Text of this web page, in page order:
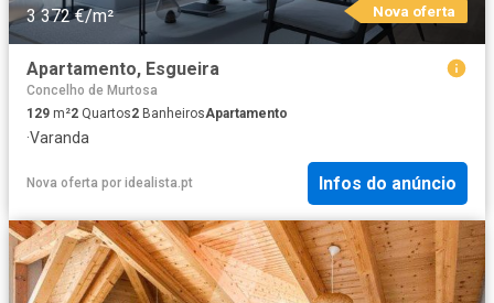
3 372 €/m² Nova oferta
Apartamento, Esgueira
Concelho de Murtosa
129 m²2 Quartos2 BanheirosApartamento
·Varanda
Nova oferta por idealista.pt Infos do anúncio